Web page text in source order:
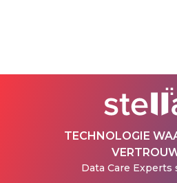
TECHNOLOGIE
Data Care Experts